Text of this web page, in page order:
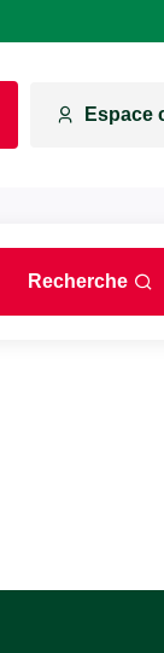
Espace
Recherche